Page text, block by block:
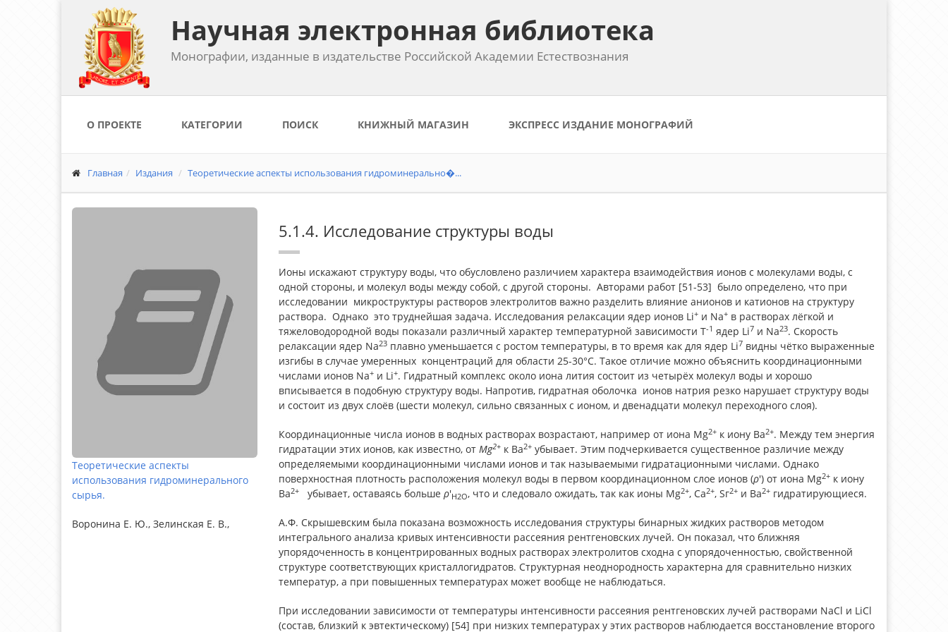
Научная электронная библиотека
Монографии, изданные в издательстве Российской Академии Естествознания
О ПРОЕКТЕ КАТЕГОРИИ ПОИСК КНИЖНЫЙ МАГАЗИН ЭКСПРЕСС ИЗДАНИЕ МОНОГРАФИЙ
Главная Издания Теоретические аспекты использования гидроминерально�...
Теоретические аспекты
использования гидроминерального
сырья.
Воронина Е. Ю., Зелинская Е. В.,
5.1.4. Исследование структуры воды
Ионы искажают структуру воды, что обусловлено различием харак­тера взаимодействия ионов с молекулами воды, с
одной стороны, и молекул воды между собой, с другой стороны. Авторами работ [51-53] было определено, что при
исследовании микроструктуры растворов электролитов важно разделить влияние анионов и катионов на структуру
раствора. Однако это труднейшая задача. Исследования релаксации ядер ионов Li+и Na+в растворах лёгкой и
тяжеловодородной воды показали различный характер температурной зависимости Т-1 ядер Li7и Na23. Скорость
релаксации ядер Na23плавно уменьшается с ростом температуры, в то время как для ядер Li7видны чётко выраженные
изгибы в случае умеренных концентраций для области 25-30°С. Такое отличие можно объяснить координационными
числами ионов Na+и Li+. Гидратный комплекс около иона лития состоит из четырёх молекул воды и хорошо
вписывается в подобную структуру воды. Напротив, гидратная оболочка ионов натрия резко нарушает структуру воды
и состоит из двух слоёв (шести молекул, сильно связанных с ионом, и двенадцати молекул переходного слоя).
Координационные числа ионов в водных растворах возрастают, например от иона Мg2+ к иону Ва2+. Между тем энергия
гидратации этих ионов, как известно, от Мg2+к Ва2+убывает. Этим подчерки­вается существенное различие между
определяемыми координационными числами ионов и так называемыми гидратационными числами. Однако
поверхностная плотность расположения молекул воды в первом координационном слое ионов (ρ') от иона Мg2+к иону
Ва2+убыва­ет, оставаясь больше ρ'H2O, что и следовало ожидать, так как ионы Мg2+, Са2+, Sг2+и Ва2+гидратирующиеся.
А.Ф. Скрышевским была показана возможность ис­следования структуры бинарных жидких растворов мето­дом
интегрального анализа кривых интенсивности рассея­ния рентгеновских лучей. Он показал, что ближняя
упорядоченность в концентрированных водных растворах электролитов сходна с упорядоченностью, свойственной
структуре соответствующих кристаллогидратов. Структурная неоднородность характерна для сравнительно низких
температур, а при повышенных температурах может вообще не наблюдаться.
При исследовании зависи­мости от температуры интенсивности рассеяния рентге­новских лучей растворами NаСl и LiСl
(состав, близкий к эвтектическому) [54] при низких температурах у этих растворов наблюдается восстановление второго